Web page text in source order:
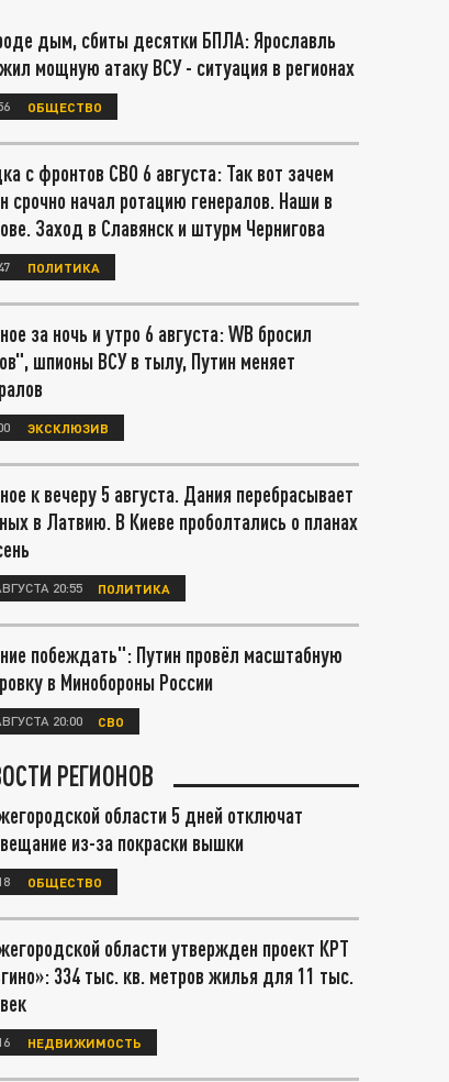
дым, сбиты десятки БПЛА: Ярославль
мощную атаку ВСУ - ситуация в регионах
ОБЩЕСТВО
с фронтов СВО 6 августа: Так вот зачем
срочно начал ротацию генералов. Наши в
Заход в Славянск и штурм Чернигова
ПОЛИТИКА
за ночь и утро 6 августа: WB бросил
шпионы ВСУ в тылу, Путин меняет
ЭКСКЛЮЗИВ
к вечеру 5 августа. Дания перебрасывает
в Латвию. В Киеве проболтались о планах
20:55 ПОЛИТИКА
побеждать": Путин провёл масштабную
в Минобороны России
20:00 СВО
РЕГИОНОВ
области 5 дней отключат
из-за покраски вышки
ОБЩЕСТВО
области утвержден проект КРТ
334 тыс. кв. метров жилья для 11 тыс.
НЕДВИЖИМОСТЬ